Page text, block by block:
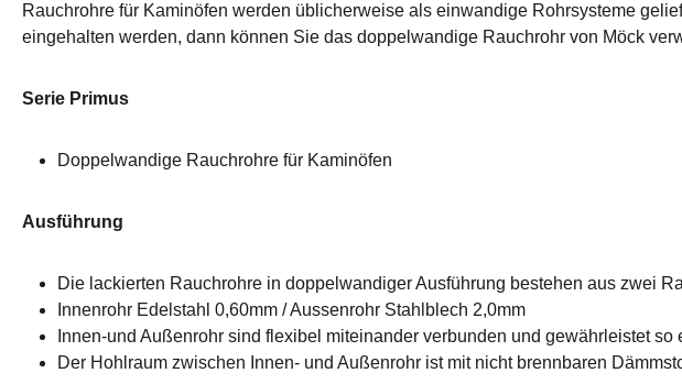
Rauchrohre für Kaminöfen werden üblicherweise als einwandige Rohrsysteme
eingehalten werden, dann können Sie das doppelwandige Rauchrohr von Möck
Serie Primus
Doppelwandige Rauchrohre für Kaminöfen
Ausführung
Die lackierten Rauchrohre in doppelwandiger Ausführung bestehen aus zwei
Innenrohr Edelstahl 0,60mm / Aussenrohr Stahlblech 2,0mm
Innen-und Außenrohr sind flexibel miteinander verbunden und gewährleistet
Der Hohlraum zwischen Innen- und Außenrohr ist mit nicht brennbaren